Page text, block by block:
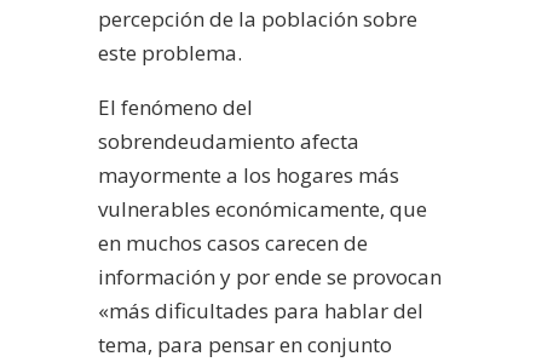
percepción de la población sobre
este problema.
El fenómeno del
sobrendeudamiento afecta
mayormente a los hogares más
vulnerables económicamente, que
en muchos casos carecen de
información y por ende se provocan
«más dificultades para hablar del
tema, para pensar en conjunto